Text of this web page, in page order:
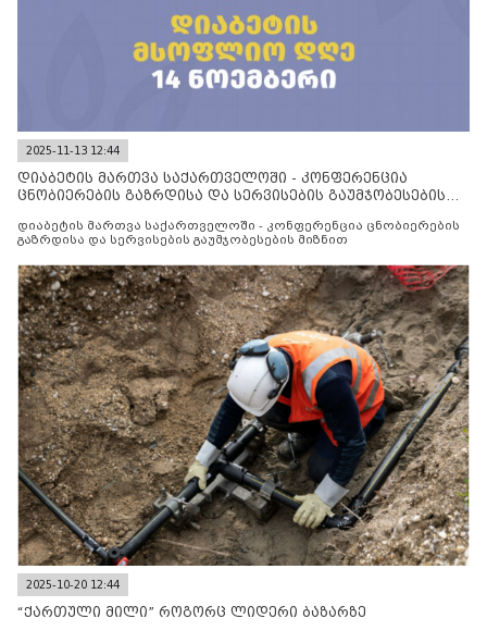
2025-11-13 12:44
დიაბეტის მართვა საქართველოში - კონფერენცია
ცნობიერების გაზრდისა და სერვისების გაუმჯობესების
დიაბეტის მართვა საქართველოში - კონფერენცია ცნობიერების
გაზრდისა და სერვისების გაუმჯობესების მიზნით
2025-10-20 12:44
“ქართული მილი” როგორც ლიდერი ბაზარზე